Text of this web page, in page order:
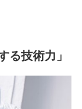
る技術力」